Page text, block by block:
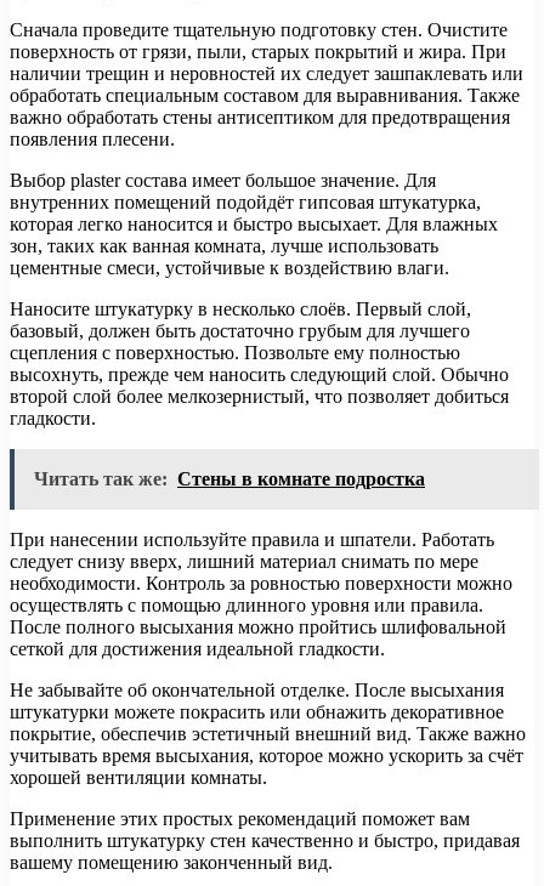
Сначала проведите тщательную подготовку стен. Очистите
поверхность от грязи, пыли, старых покрытий и жира. При
наличии трещин и неровностей их следует зашпаклевать или
обработать специальным составом для выравнивания. Также
важно обработать стены антисептиком для предотвращения
появления плесени.
Выбор plaster состава имеет большое значение. Для
внутренних помещений подойдёт гипсовая штукатурка,
которая легко наносится и быстро высыхает. Для влажных
зон, таких как ванная комната, лучше использовать
цементные смеси, устойчивые к воздействию влаги.
Наносите штукатурку в несколько слоёв. Первый слой,
базовый, должен быть достаточно грубым для лучшего
сцепления с поверхностью. Позвольте ему полностью
высохнуть, прежде чем наносить следующий слой. Обычно
второй слой более мелкозернистый, что позволяет добиться
гладкости.
Читать так же: Стены в комнате подростка
При нанесении используйте правила и шпатели. Работать
следует снизу вверх, лишний материал снимать по мере
необходимости. Контроль за ровностью поверхности можно
осуществлять с помощью длинного уровня или правила.
После полного высыхания можно пройтись шлифовальной
сеткой для достижения идеальной гладкости.
Не забывайте об окончательной отделке. После высыхания
штукатурки можете покрасить или обнажить декоративное
покрытие, обеспечив эстетичный внешний вид. Также важно
учитывать время высыхания, которое можно ускорить за счёт
хорошей вентиляции комнаты.
Применение этих простых рекомендаций поможет вам
выполнить штукатурку стен качественно и быстро, придавая
вашему помещению законченный вид.